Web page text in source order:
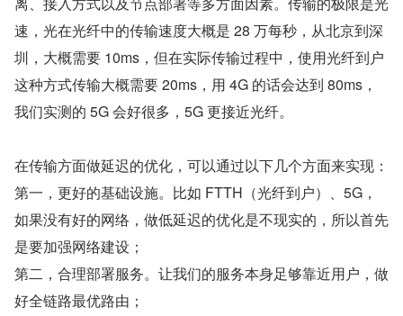
速，光在光纤中的传输速度大概是 28 万每秒，从北京到深
圳，大概需要 10ms，但在实际传输过程中，使用光纤到户
这种方式传输大概需要 20ms，用 4G 的话会达到 80ms，
我们实测的 5G 会好很多，5G 更接近光纤。
在传输方面做延迟的优化，可以通过以下几个方面来实现：
第一，更好的基础设施。比如 FTTH（光纤到户）、5G，
如果没有好的网络，做低延迟的优化是不现实的，所以首先
是要加强网络建设；
第二，合理部署服务。让我们的服务本身足够靠近用户，做
好全链路最优路由；